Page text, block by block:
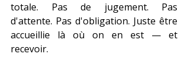
totale. Pas de jugement. Pas
d'attente. Pas d'obligation. Juste être
accueillie là où on en est — et
recevoir.